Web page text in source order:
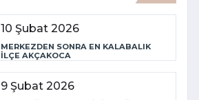
10 Şubat 2026
MERKEZDEN SONRA EN KALABALIK
İLÇE AKÇAKOCA
9 Şubat 2026